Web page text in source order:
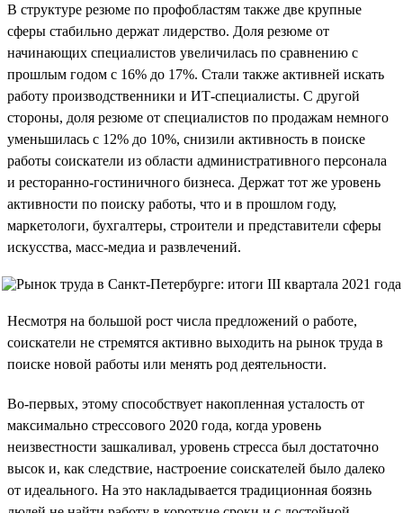
В структуре резюме по профобластям также две крупные
сферы стабильно держат лидерство. Доля резюме от
начинающих специалистов увеличилась по сравнению с
прошлым годом c 16% до 17%. Стали также активней искать
работу производственники и ИТ-специалисты. С другой
стороны, доля резюме от специалистов по продажам немного
уменьшилась с 12% до 10%, снизили активность в поиске
работы соискатели из области административного персонала
и ресторанно-гостиничного бизнеса. Держат тот же уровень
активности по поиску работы, что и в прошлом году,
маркетологи, бухгалтеры, строители и представители сферы
искусства, масс-медиа и развлечений.
Несмотря на большой рост числа предложений о работе,
соискатели не стремятся активно выходить на рынок труда в
поиске новой работы или менять род деятельности.
Во-первых, этому способствует накопленная усталость от
максимально стрессового 2020 года, когда уровень
неизвестности зашкаливал, уровень стресса был достаточно
высок и, как следствие, настроение соискателей было далеко
от идеального. На это накладывается традиционная боязнь